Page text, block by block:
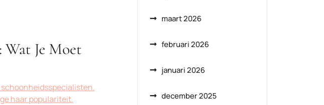
Wat Je Moet
schoonheidsspecialisten.
haar populariteit.
maart 2026
februari 2026
januari 2026
december 2025